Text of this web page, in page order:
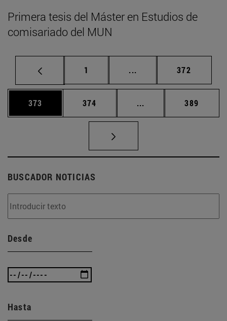
Primera tesis del Máster en Estudios de
comisariado del MUN
Página
1 ... Páginas intermedias
Página
372
Página
373 Página
374 ... Páginas intermedias
Página
389
BUSCADOR NOTICIAS
Desde
Hasta